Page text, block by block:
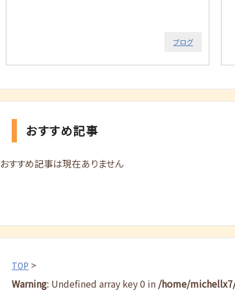
ブログ
おすすめ記事
おすすめ記事は現在ありません
TOP >
Warning: Undefined array key 0 in /home/